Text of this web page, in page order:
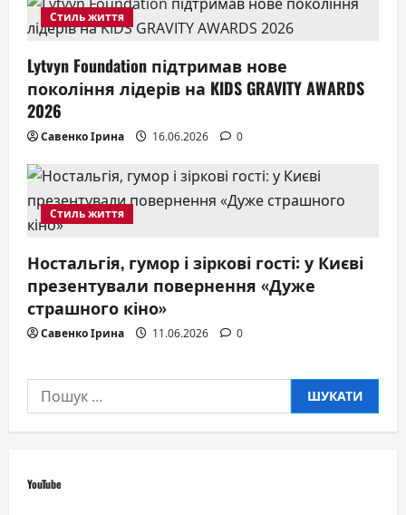
Стиль життя
Lytvyn Foundation підтримав нове
покоління лідерів на KIDS GRAVITY AWARDS
2026
Савенко Ірина 16.06.2026 0
Стиль життя
Ностальгія, гумор і зіркові гості: у Києві
презентували повернення «Дуже
страшного кіно»
Савенко Ірина 11.06.2026 0
Пошук:
YouTube